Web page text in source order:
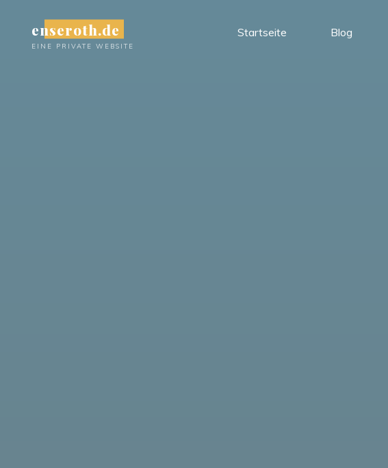
springen
enseroth.de
EINE PRIVATE WEBSITE
Startseite Blog